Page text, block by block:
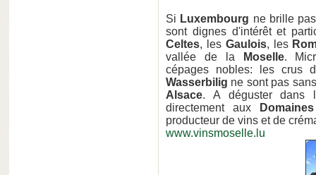
Si Luxembourg ne brille
sont dignes d'intérêt et
Celtes, les Gaulois, les
vallée de la
Moselle.
cépages nobles: les crus
Wasserbilig ne sont pas
Alsace. A déguster dans
directement aux
producteur de vins et de
www.vinsmoselle.lu